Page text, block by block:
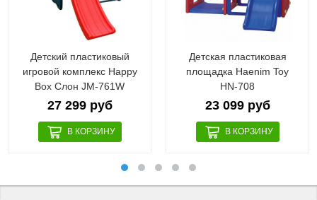
Детский пластиковый
игровой комплекс Happy
Box Слон JM-761W
27 299 руб
Детская пластиковая
площадка Haenim Toy
HN-708
23 099 руб